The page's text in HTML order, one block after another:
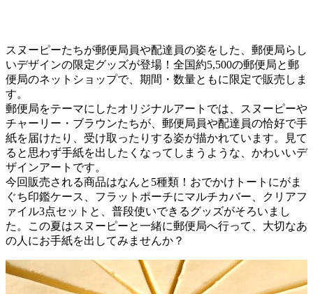
スヌーピーたちが郵便局員や配達員の姿をした、郵便局らし
いデザインの限定グッズが登場！全国約5,500の郵便局と郵
便局のネットショップで、期間・数量ともに限定で販売しま
す。
郵便局をテーマにしたオリジナルアートでは、スヌーピーや
チャーリー・ブラウンたちが、郵便局員や配達員の恰好で手
紙を届けたり、受け取ったりする姿が描かれています。見て
ると思わず手紙を出したくなってしまうような、かわいいデ
ザインアートです。
今回販売される商品はなんと5種類！おでかけトートにがま
ぐち印鑑ケース、フラットポーチにマルチカバー、クリアフ
ァイル3点セットと、普段使いできるグッズがそろいまし
た。この夏はスヌーピーと一緒に郵便局へ行って、大切なあ
の人にお手紙を出してみませんか？